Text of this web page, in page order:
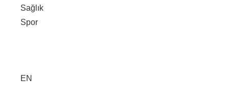
Sağlık
Spor
EN